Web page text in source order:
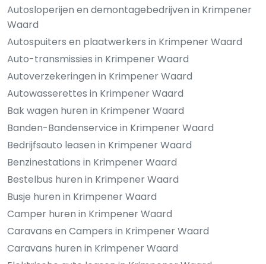
Autosloperijen en demontagebedrijven in Krimpener
Waard
Autospuiters en plaatwerkers in Krimpener Waard
Auto-transmissies in Krimpener Waard
Autoverzekeringen in Krimpener Waard
Autowasserettes in Krimpener Waard
Bak wagen huren in Krimpener Waard
Banden-Bandenservice in Krimpener Waard
Bedrijfsauto leasen in Krimpener Waard
Benzinestations in Krimpener Waard
Bestelbus huren in Krimpener Waard
Busje huren in Krimpener Waard
Camper huren in Krimpener Waard
Caravans en Campers in Krimpener Waard
Caravans huren in Krimpener Waard